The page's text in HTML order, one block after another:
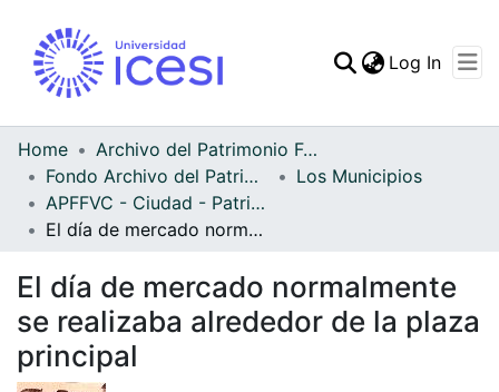
Statistics
Log In
Home
Archivo del Patrimonio Fotográfico y Fílmico del Valle del Cauca
Fondo Archivo del Patrimonio Fotográfico y Fílmico del Valle del Cauca
Los Municipios
APFFVC - Ciudad - Patrimonial
El día de mercado normalmente se realizaba alrededor de la plaza principal
El día de mercado normalmente
se realizaba alrededor de la plaza
principal